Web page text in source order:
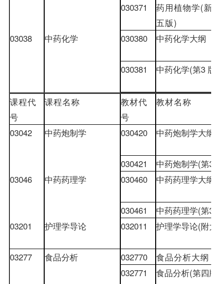
030371 药用植物学(新
五版)
03038
中药化学 030380 中药化学大纲
030381 中药化学(第3 版
课程代
号
课程名称 教材代
号
教材名称
03042 中药炮制学 030420 中药炮制学大纲
030421 中药炮制学(第3
03046
中药药理学 030460 中药药理学大纲
030461 中药药理学(第3
03201
护理学导论 032011 护理学导论(附大
03277 食品分析 032770
食品分析大纲
032771
食品分析(第四版